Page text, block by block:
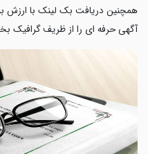
همچنین دریافت بک لینک با ارزش
آگهی حرفه ای را از ظریف گرافیک